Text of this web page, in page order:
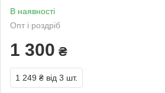
В наявності
Опт і роздріб
1 300 ₴
1 249 ₴ від 3 шт.